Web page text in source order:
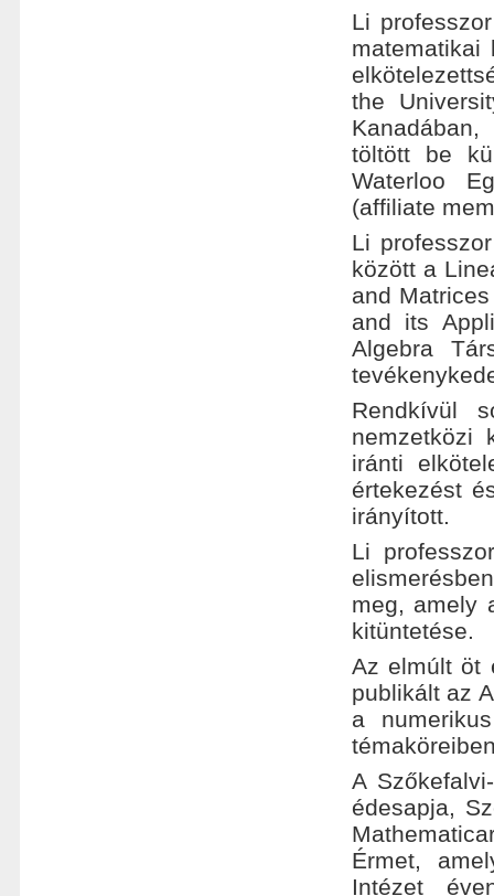
Li
the
töltött be
Waterloo
(affiliate
Li
között a
and
and its
Algebra
Rendkívül
nemzetközi
iránti
értekezést
irányított.
Li
meg, amely
kitüntetése.
Az elmúlt öt
publikált az
a
A
édesapja,
Érmet,
Intézet